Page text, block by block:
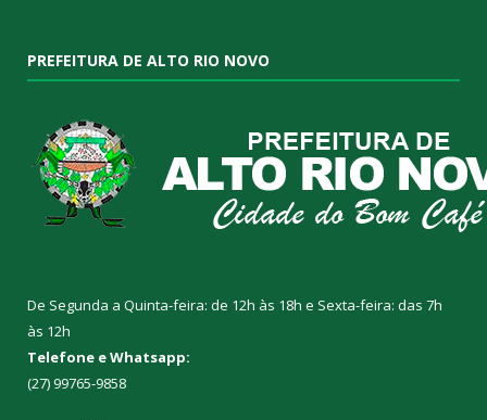
PREFEITURA DE ALTO RIO NOVO
De Segunda a Quinta-feira: de 12h às 18h e Sexta-feira: das 7h
às 12h
Telefone e Whatsapp:
(27) 99765-9858